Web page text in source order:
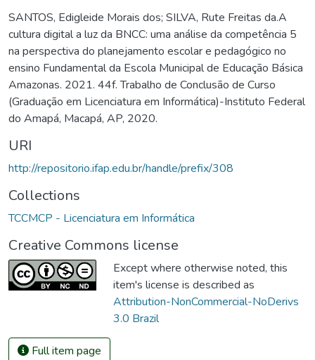
SANTOS, Edigleide Morais dos; SILVA, Rute Freitas da.A
cultura digital a luz da BNCC: uma análise da competência 5
na perspectiva do planejamento escolar e pedagógico no
ensino Fundamental da Escola Municipal de Educação Básica
Amazonas. 2021. 44f. Trabalho de Conclusão de Curso
(Graduação em Licenciatura em Informática)-Instituto Federal
do Amapá, Macapá, AP, 2020.
URI
http://repositorio.ifap.edu.br/handle/prefix/308
Collections
TCCMCP - Licenciatura em Informática
Creative Commons license
Except where otherwise noted, this
item's license is described as
Attribution-NonCommercial-NoDerivs
3.0 Brazil
Full item page